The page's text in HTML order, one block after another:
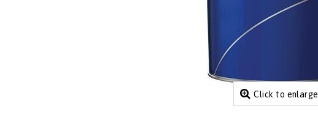
Click to enlarge